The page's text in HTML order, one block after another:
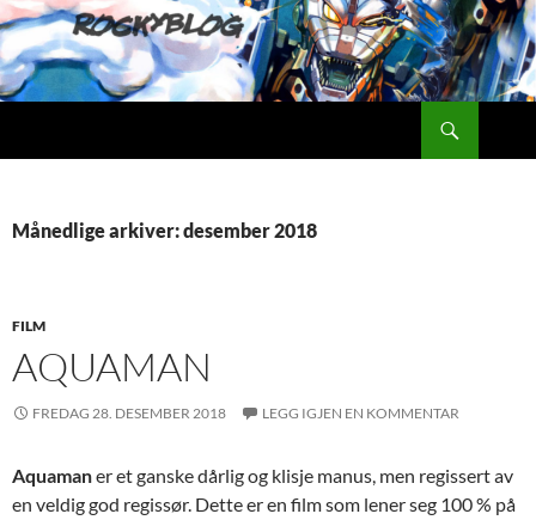
Hopp
til
innhold
Månedlige arkiver: desember 2018
FILM
AQUAMAN
FREDAG 28. DESEMBER 2018 LEGG IGJEN EN KOMMENTAR
Aquamaner et ganske dårlig og klisje manus, men regissert av
en veldig god regissør. Dette er en film som lener seg 100 % på